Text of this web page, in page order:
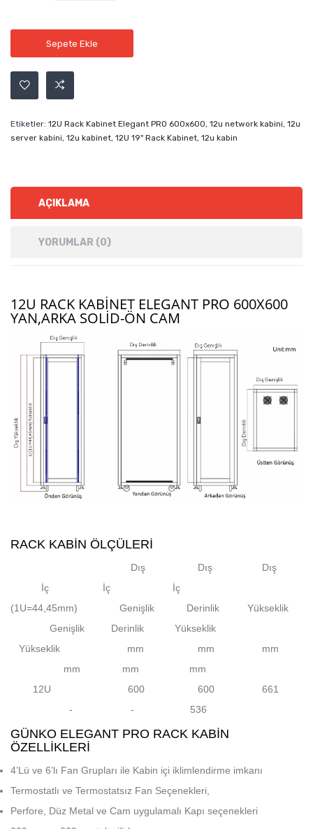
Sepete Ekle
Etiketler: 12U Rack Kabinet Elegant PRO 600x600, 12u network kabini, 12u
server kabini, 12u kabinet, 12U 19" Rack Kabinet, 12u kabin
AÇIKLAMA
YORUMLAR (0)
12U RACK KABINET ELEGANT PRO 600X600
YAN,ARKA SOLID-ÖN CAM
RACK KABIN ÖLÇÜLERI
Dış Dış
Dış
İç
İç
İç
(1U=44,45mm)
Genişlik
Derinlik Yükseklik
Genişlik
Derinlik Yükseklik
Yükseklik mm
mm
mm
mm
mm
mm
12U
600 600
661
-
- 536
GÜNKO ELEGANT PRO RACK KABIN
ÖZELLIKLERI
4’Lü ve 6’lı Fan Grupları ile Kabin içi iklimlendirme imkanı
Termostatlı ve Termostatsız Fan Seçenekleri,
Perfore, Düz Metal ve Cam uygulamalı Kapı seçenekleri